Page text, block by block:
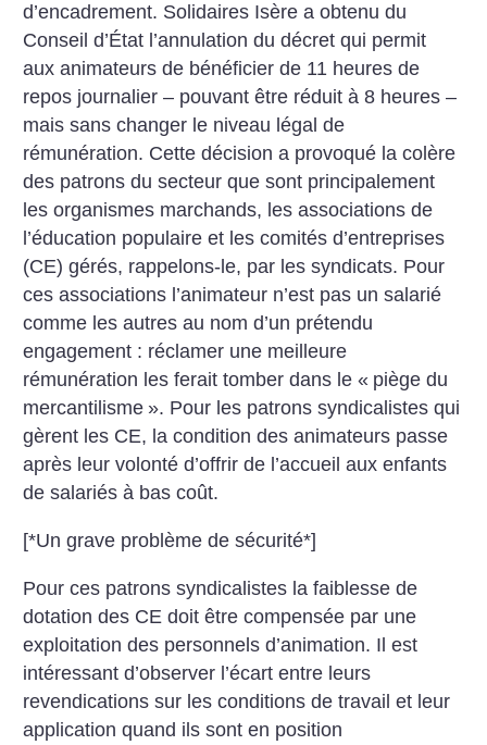
d’encadrement. Solidaires Isère a obtenu du
Conseil d’État l’annulation du décret qui permit
aux animateurs de bénéficier de 11 heures de
repos journalier – pouvant être réduit à 8 heures –
mais sans changer le niveau légal de
rémunération. Cette décision a provoqué la colère
des patrons du secteur que sont principalement
les organismes marchands, les associations de
l’éducation populaire et les comités d’entreprises
(CE) gérés, rappelons-le, par les syndicats. Pour
ces associations l’animateur n’est pas un salarié
comme les autres au nom d’un prétendu
engagement : réclamer une meilleure
rémunération les ferait tomber dans le « piège du
mercantilisme ». Pour les patrons syndicalistes qui
gèrent les CE, la condition des animateurs passe
après leur volonté d’offrir de l’accueil aux enfants
de salariés à bas coût.
[*Un grave problème de sécurité*]
Pour ces patrons syndicalistes la faiblesse de
dotation des CE doit être compensée par une
exploitation des personnels d’animation. Il est
intéressant d’observer l’écart entre leurs
revendications sur les conditions de travail et leur
application quand ils sont en position